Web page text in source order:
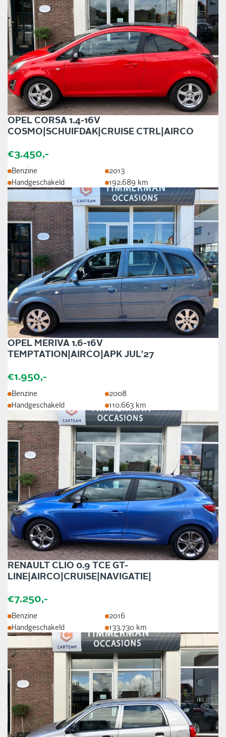
OPEL CORSA 1.4-16V
COSMO|SCHUIFDAK|CRUISE CTRL|AIRCO
€3.450,-
Benzine
2013
Handgeschakeld
192.689 km
OPEL MERIVA 1.6-16V
TEMPTATION|AIRCO|APK JUL'27
€1.950,-
Benzine
2008
Handgeschakeld
110.663 km
RENAULT CLIO 0.9 TCE GT-
LINE|AIRCO|CRUISE|NAVIGATIE|
€7.250,-
Benzine
2016
Handgeschakeld
133.730 km